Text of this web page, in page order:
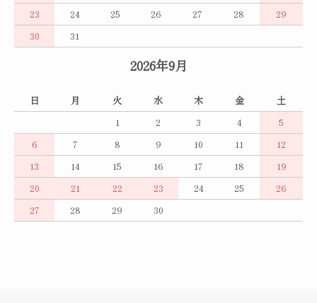
23
24 25 26 27 28
29
30
31
2026年9月
日 月 火 水 木 金
土
1
2 3 4
5
6
7 8 9 10 11
12
13
14 15 16 17 18
19
20
21 22 23 24 25
26
27
28 29 30